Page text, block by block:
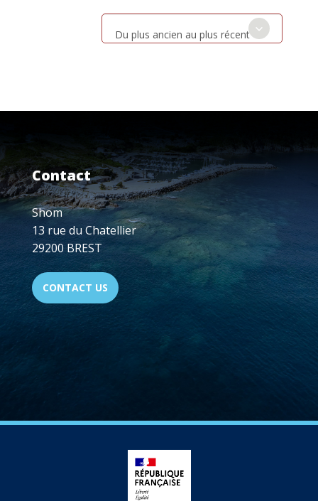
Du plus ancien au plus récent
Contact
Shom
13 rue du Chatellier
29200 BREST
CONTACT US